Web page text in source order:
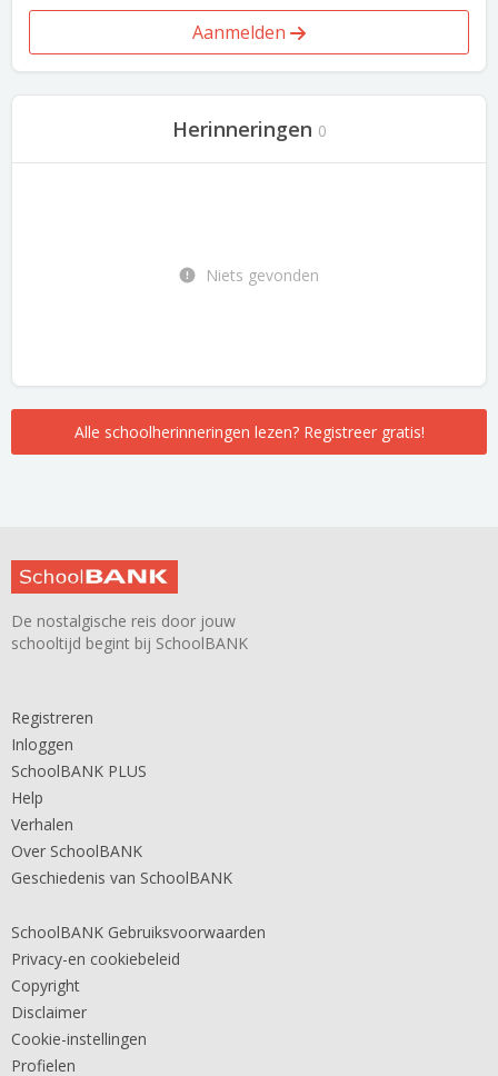
Aanmelden
Herinneringen 0
Niets gevonden
Alle schoolherinneringen lezen? Registreer gratis!
De nostalgische reis door jouw
schooltijd begint bij SchoolBANK
Registreren
Inloggen
SchoolBANK PLUS
Help
Verhalen
Over SchoolBANK
Geschiedenis van SchoolBANK
SchoolBANK Gebruiksvoorwaarden
Privacy-en cookiebeleid
Copyright
Disclaimer
Cookie-instellingen
Profielen